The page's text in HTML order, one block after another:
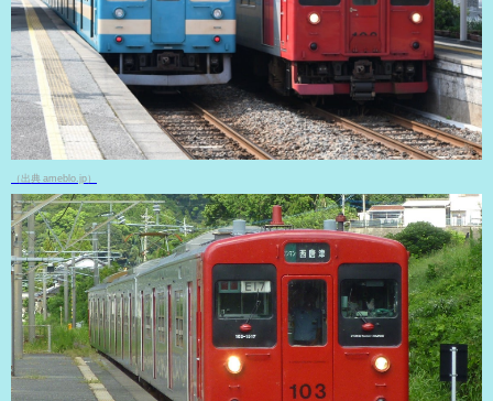
（出典 ameblo.jp）